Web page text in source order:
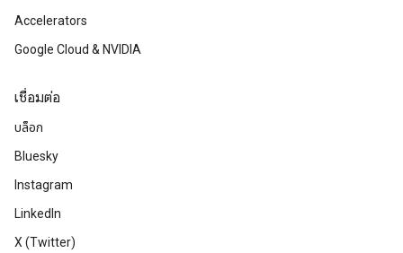
Accelerators
Google Cloud & NVIDIA
เชื่อมต่อ
บล็อก
Bluesky
Instagram
LinkedIn
X (Twitter)